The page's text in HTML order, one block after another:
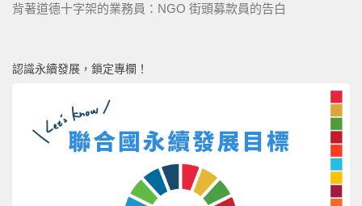
背著道德十字架的業務員：NGO 街頭募款員的告白
認識永續發展，鎖定專欄！